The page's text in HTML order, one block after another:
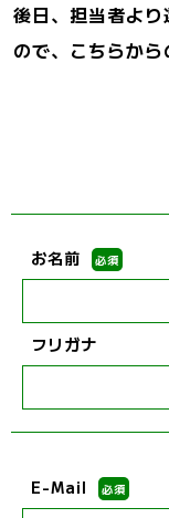
後日、担当者よ
ので、こちらか
お名前 必須
フリガナ
E-Mail 必須